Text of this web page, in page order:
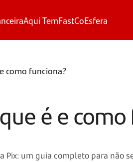
Aqui TemFastCoEsfera
como funciona?
é e
Pix: um guia completo para não